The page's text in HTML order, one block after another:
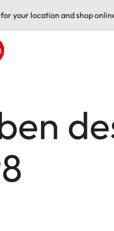
your location and shop